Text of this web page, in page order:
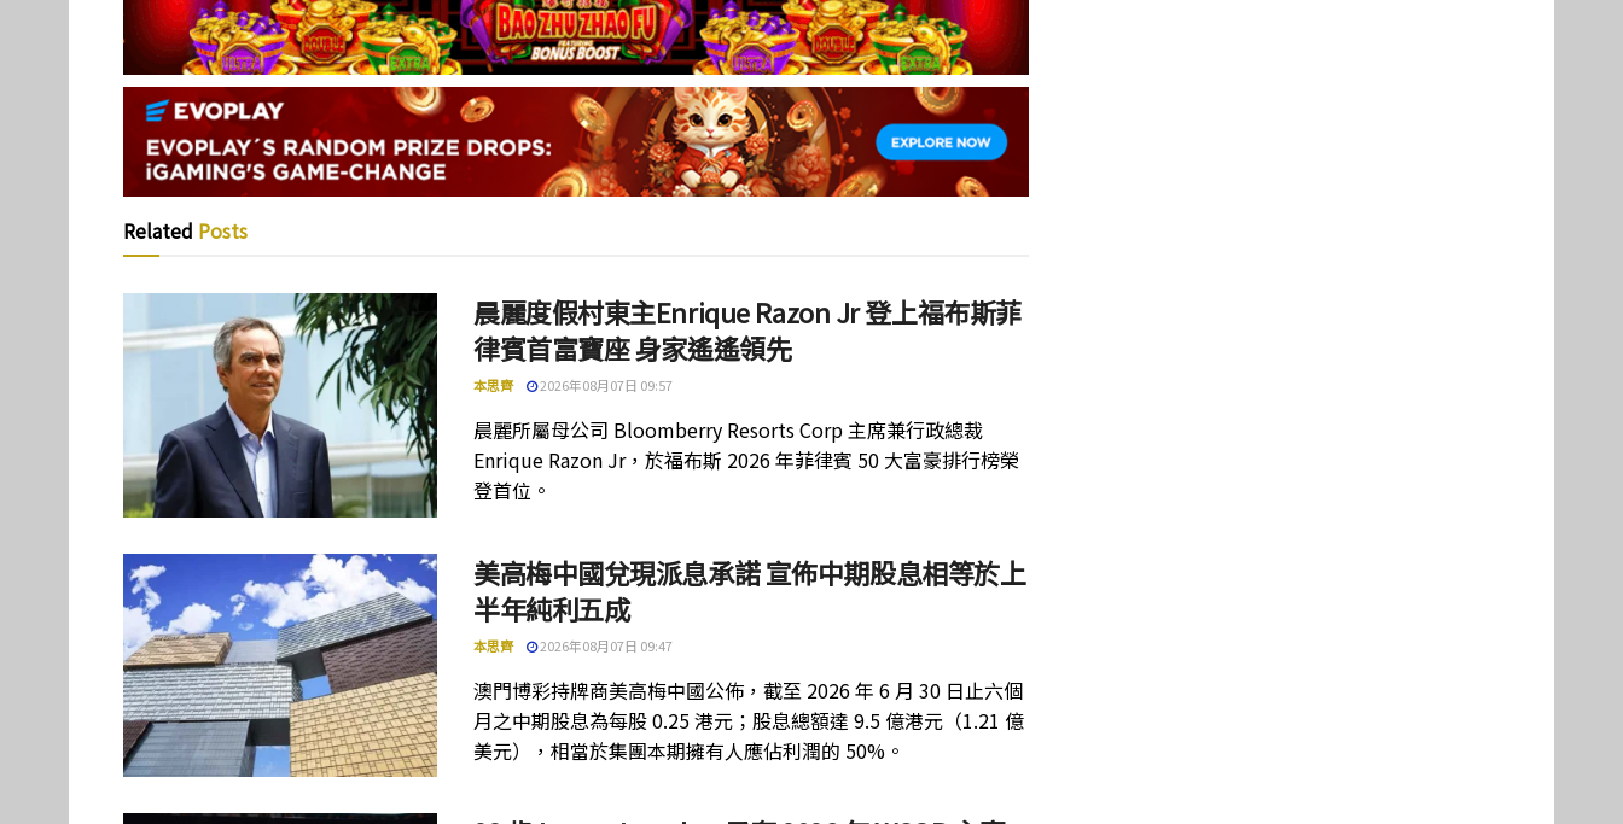
Related Posts
晨麗度假村東主Enrique Razon Jr 登上福布斯菲
律賓首富寶座 身家遙遙領先
本思齊 2026年08月07日 09:57
晨麗所屬母公司 Bloomberry Resorts Corp 主席兼行政總裁
Enrique Razon Jr，於福布斯 2026 年菲律賓 50 大富豪排行榜榮
登首位。
美高梅中國兌現派息承諾 宣佈中期股息相等於上
半年純利五成
本思齊 2026年08月07日 09:47
澳門博彩持牌商美高梅中國公佈，截至 2026 年 6 月 30 日止六個
月之中期股息為每股 0.25 港元；股息總額達 9.5 億港元（1.21 億
美元），相當於集團本期擁有人應佔利潤的 50%。